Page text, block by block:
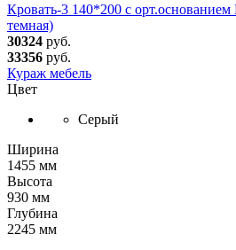
Кровать-3 140*200 с
темная)
30324 руб.
33356 руб.
Кураж мебель
Цвет
Серый
Ширина
1455 мм
Высота
930 мм
Глубина
2245 мм